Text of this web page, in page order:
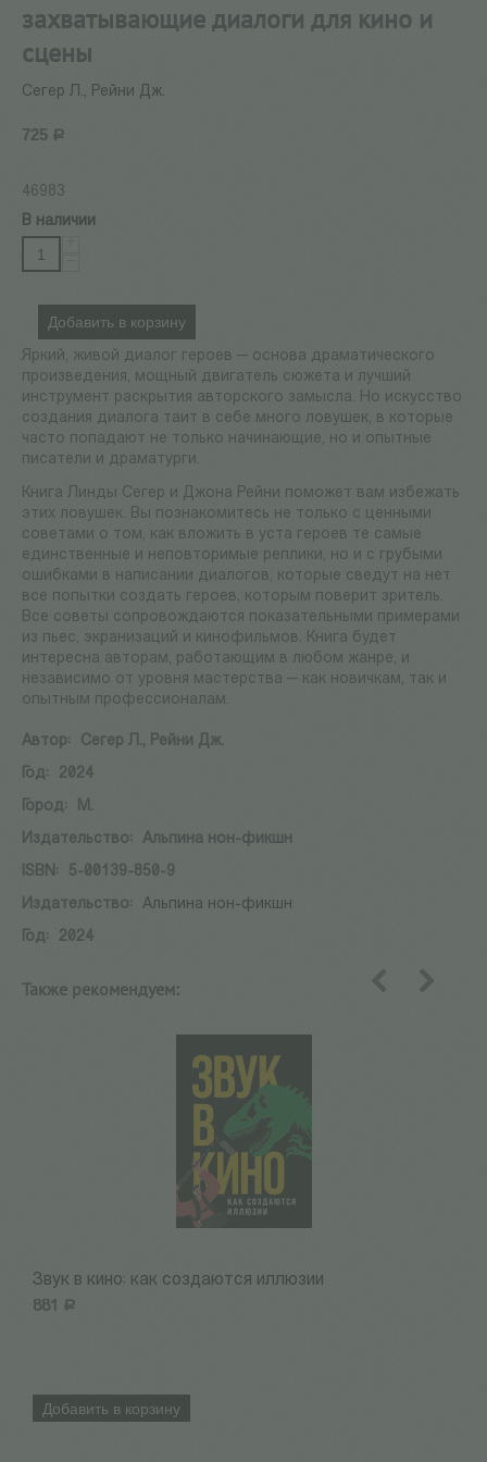
захватывающие диалоги для кино и
сцены
Сегер Л., Рейни Дж.
725 Р
46983
В наличии
Добавить в корзину
Яркий, живой диалог героев — основа драматического
произведения, мощный двигатель сюжета и лучший
инструмент раскрытия авторского замысла. Но искусство
создания диалога таит в себе много ловушек, в которые
часто попадают не только начинающие, но и опытные
писатели и драматурги.
Книга Линды Сегер и Джона Рейни поможет вам избежать
этих ловушек. Вы познакомитесь не только с ценными
советами о том, как вложить в уста героев те самые
единственные и неповторимые реплики, но и с грубыми
ошибками в написании диалогов, которые сведут на нет
все попытки создать героев, которым поверит зритель.
Все советы сопровождаются показательными примерами
из пьес, экранизаций и кинофильмов. Книга будет
интересна авторам, работающим в любом жанре, и
независимо от уровня мастерства — как новичкам, так и
опытным профессионалам.
Автор:
Сегер Л., Рейни Дж.
Год:
2024
Город:
М.
Издательство:
Альпина нон-фикшн
ISBN:
5-00139-850-9
Издательство:
Альпина нон-фикшн
Год:
2024
Также рекомендуем:
Звук в кино: как создаются иллюзии
881 Р
Добавить в корзину